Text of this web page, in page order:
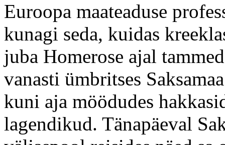
Euroopa maateaduse
kunagi seda, kuidas
juba Homerose ajal
vanasti ümbritses
kuni aja möödudes
lagendikud. Tänapäeval